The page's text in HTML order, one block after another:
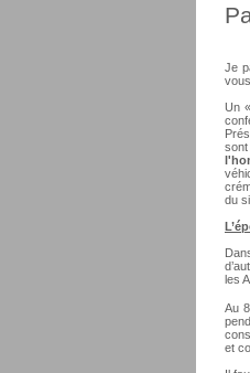
Je
Un
du
les
Au 8
et